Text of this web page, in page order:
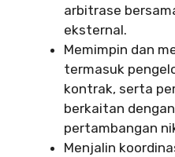
arbitrase
eksternal.
Memimpin dan
termasuk
kontrak, serta
berkaitan
pertambangan
Menjalin